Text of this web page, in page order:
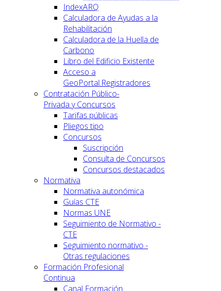
IndexARQ
Calculadora de Ayudas a la
Rehabilitación
Calculadora de la Huella de
Carbono
Libro del Edificio Existente
Acceso a
GeoPortal.Registradores
Contratación Público-
Privada y Concursos
Tarifas públicas
Pliegos tipo
Concursos
Suscripción
Consulta de Concursos
Concursos destacados
Normativa
Normativa autonómica
Guías CTE
Normas UNE
Seguimiento de Normativo -
CTE
Seguimiento normativo -
Otras regulaciones
Formación Profesional
Continua
Canal Formación